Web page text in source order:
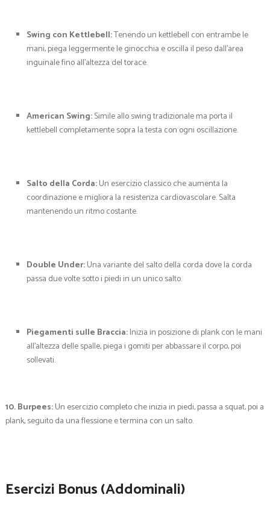
Swing con Kettlebell:Tenendo un kettlebell con entrambe le
mani, piega leggermente le ginocchia e oscilla il peso dall’area
inguinale fino all’altezza del torace.
American Swing:Simile allo swing tradizionale ma porta il
kettlebell completamente sopra la testa con ogni oscillazione.
Salto della Corda:Un esercizio classico che aumenta la
coordinazione e migliora la resistenza cardiovascolare. Salta
mantenendo un ritmo costante.
Double Under:Una variante del salto della corda dove la corda
passa due volte sotto i piedi in un unico salto.
Piegamenti sulle Braccia:Inizia in posizione di plank con le mani
all’altezza delle spalle, piega i gomiti per abbassare il corpo, poi
sollevati.
10. Burpees:Un esercizio completo che inizia in piedi, passa a squat, poi a
plank, seguito da una flessione e termina con un salto.
Esercizi Bonus (Addominali)